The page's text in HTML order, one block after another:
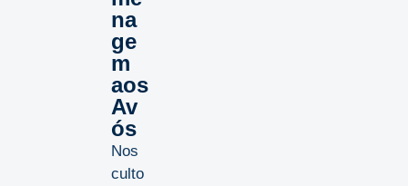
na
ge
m
aos
Av
ós
Nos
culto